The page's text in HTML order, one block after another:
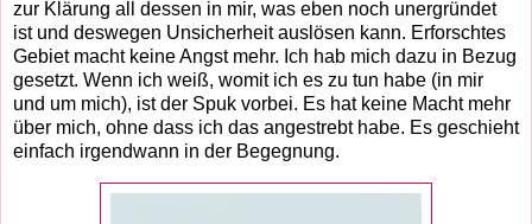
zur Klärung all dessen in mir, was eben noch unergründet
ist und deswegen Unsicherheit auslösen kann. Erforschtes
Gebiet macht keine Angst mehr. Ich hab mich dazu in Bezug
gesetzt. Wenn ich weiß, womit ich es zu tun habe (in mir
und um mich), ist der Spuk vorbei. Es hat keine Macht mehr
über mich, ohne dass ich das angestrebt habe. Es geschieht
einfach irgendwann in der Begegnung.